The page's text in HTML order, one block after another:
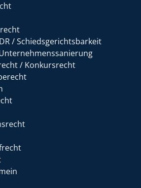
/ Schiedsgerichtsbarkeit
/ Konkursrecht